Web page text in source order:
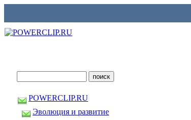
POWERCLIP.RU
Эволюция и развитие